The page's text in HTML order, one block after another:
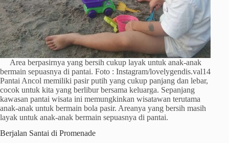
Area berpasirnya yang bersih cukup layak untuk anak-anak
bermain sepuasnya di pantai. Foto : Instagram/lovelygendis.val14
Pantai Ancol memiliki pasir putih yang cukup panjang dan lebar,
cocok untuk kita yang berlibur bersama keluarga. Sepanjang
kawasan pantai wisata ini memungkinkan wisatawan terutama
anak-anak untuk bermain bola pasir. Areanya yang bersih masih
layak untuk anak-anak bermain sepuasnya di pantai.
Berjalan Santai di Promenade